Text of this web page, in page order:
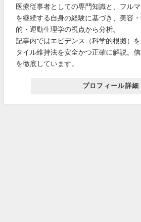
医療従事者としての専門知識と、フル
を継続する自身の経験に基づき、美容
的・運動生理学の視点から分析。
記事内ではエビデンス（科学的根拠）
タイル維持法を安全かつ正確に解説。
を徹底しています。
プロフィール詳細